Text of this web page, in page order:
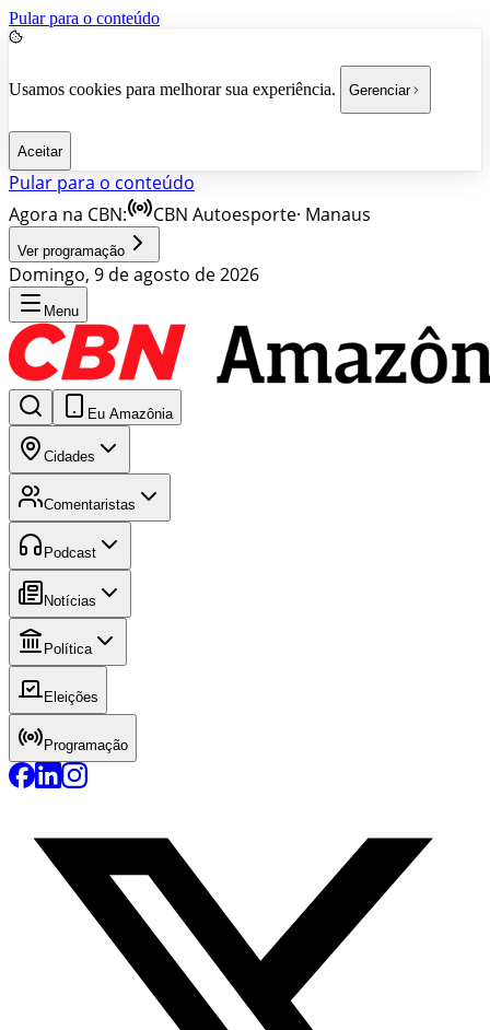
Pular para o conteúdo
Usamos cookies para melhorar sua experiência. Gerenciar
Aceitar
Pular para o conteúdo
Agora na CBN:
CBN Autoesporte· Manaus
Ver programação
Domingo, 9 de agosto de 2026
Menu
Eu Amazônia
Cidades
Comentaristas
Podcast
Notícias
Política
Eleições
Programação